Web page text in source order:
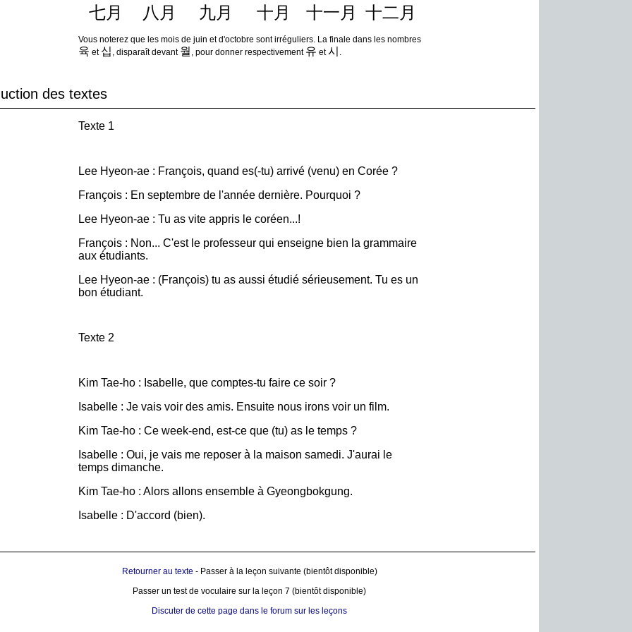
七月
八月 九月 十月 十一月 十二月
Vous noterez que les mois de juin et d'octobre sont irréguliers. La finale dans les nombres
육 et 십 , disparaît devant 월 , pour donner respectivement 유 et시 .
des textes
Texte 1
Lee Hyeon-ae : François, quand es(-tu) arrivé (venu) en Corée ?
François : En septembre de l'année dernière. Pourquoi ?
Lee Hyeon-ae : Tu as vite appris le coréen...!
François : Non... C'est le professeur qui enseigne bien la grammaire
aux étudiants.
Lee Hyeon-ae : (François) tu as aussi étudié sérieusement. Tu es un
bon étudiant.
Texte 2
Kim Tae-ho : Isabelle, que comptes-tu faire ce soir ?
Isabelle : Je vais voir des amis. Ensuite nous irons voir un film.
Kim Tae-ho : Ce week-end, est-ce que (tu) as le temps ?
Isabelle : Oui, je vais me reposer à la maison samedi. J'aurai le
temps dimanche.
Kim Tae-ho : Alors allons ensemble à Gyeongbokgung.
Isabelle : D'accord (bien).
Retourner au texte - Passer à la leçon suivante (bientôt disponible)
Passer un test de voculaire sur la leçon 7 (bientôt disponible)
Discuter de cette page dans le forum sur les leçons